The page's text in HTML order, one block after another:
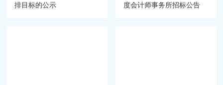
排目标的公示
度会计师事务所招标公告